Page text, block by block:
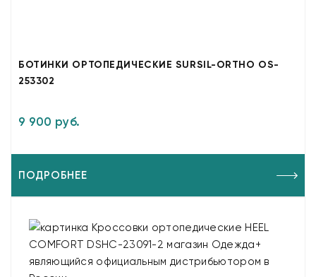
БОТИНКИ ОРТОПЕДИЧЕСКИЕ SURSIL-ORTHO OS-
253302
9 900 руб.
ПОДРОБНЕЕ